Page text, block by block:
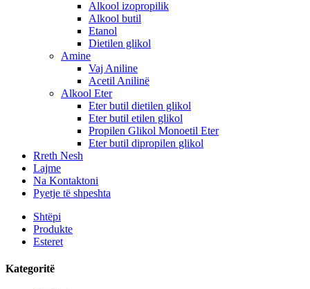
Alkool izopropilik
Alkool butil
Etanol
Dietilen glikol
Amine
Vaj Aniline
Acetil Anilinë
Alkool Eter
Eter butil dietilen glikol
Eter butil etilen glikol
Propilen Glikol Monoetil Eter
Eter butil dipropilen glikol
Rreth Nesh
Lajme
Na Kontaktoni
Pyetje të shpeshta
Shtëpi
Produkte
Esteret
Kategoritë